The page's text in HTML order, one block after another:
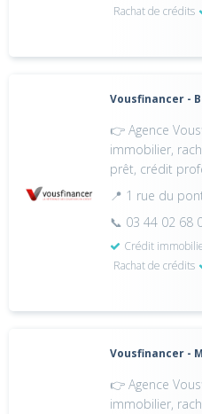
Rachat de crédits
Vousfinancer -
👉 Agence
immobilier,
prêt, crédit
📍 1 rue du
📞 03 44 02 68
Crédit
Rachat de crédits
Vousfinancer -
👉 Agence
immobilier,